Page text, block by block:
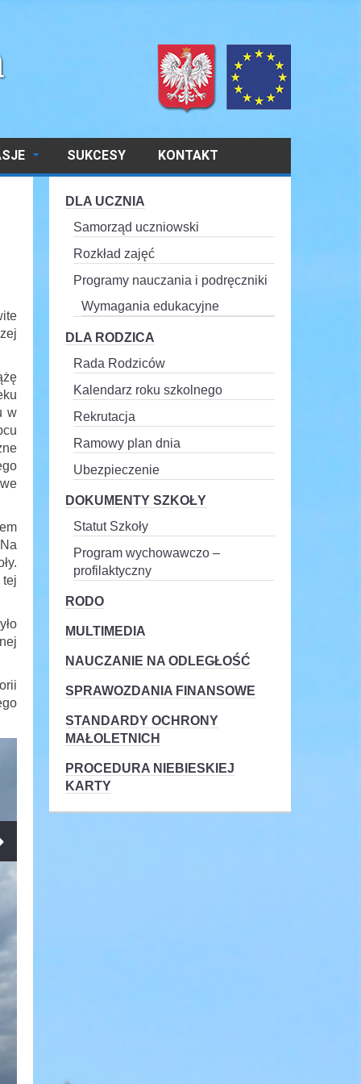
SUKCESY KONTAKT
w
tej
DLA UCZNIA
Samorząd uczniowski
Rozkład zajęć
Programy nauczania i podręczniki
Wymagania edukacyjne
DLA RODZICA
Rada Rodziców
Kalendarz roku szkolnego
Rekrutacja
Ramowy plan dnia
Ubezpieczenie
DOKUMENTY SZKOŁY
Statut Szkoły
Program wychowawczo –
profilaktyczny
RODO
MULTIMEDIA
NAUCZANIE NA ODLEGŁOŚĆ
SPRAWOZDANIA FINANSOWE
STANDARDY OCHRONY
MAŁOLETNICH
PROCEDURA NIEBIESKIEJ
KARTY